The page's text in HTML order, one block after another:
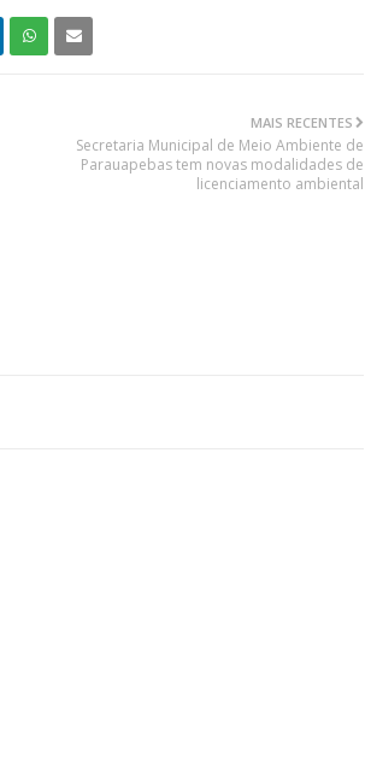
MAIS RECENTES
Secretaria Municipal de Meio Ambiente de
Parauapebas tem novas modalidades de
licenciamento ambiental